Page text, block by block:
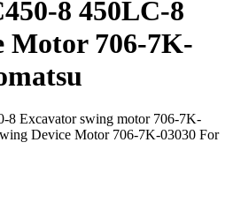
8 450LC-8
Motor 706-7K-
8 Excavator swing motor 706-7K-
Device Motor 706-7K-03030 For